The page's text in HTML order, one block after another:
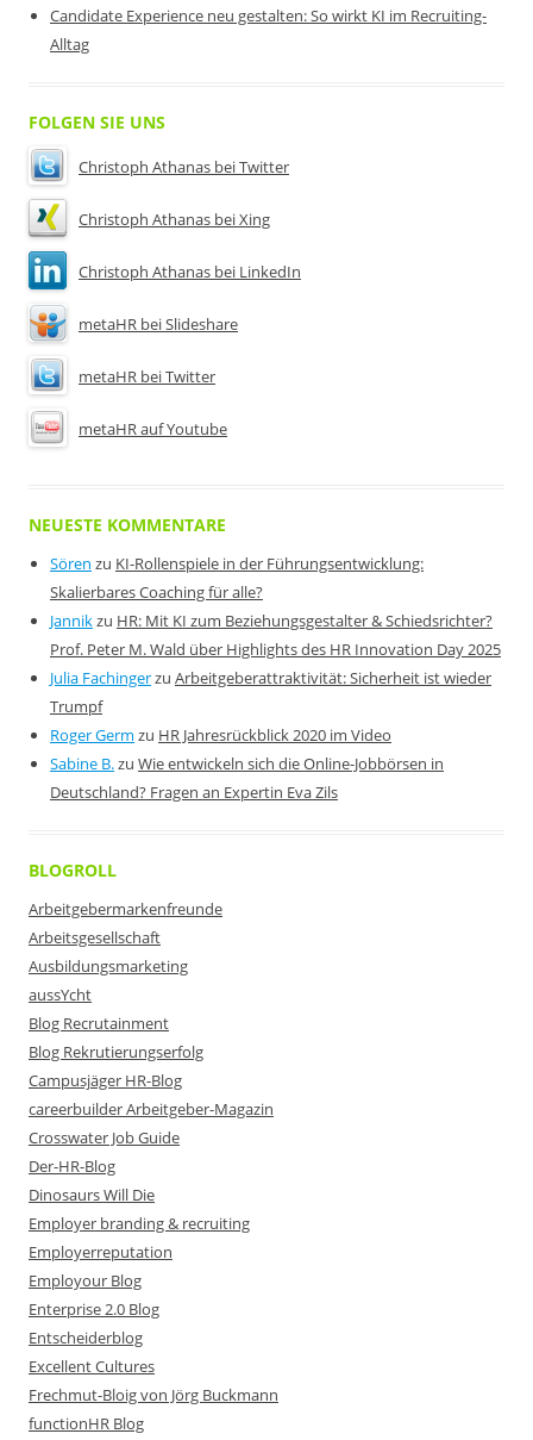
Candidate Experience neu gestalten: So wirkt KI im Recruiting-
Alltag
FOLGEN SIE UNS
Christoph Athanas bei Twitter
Christoph Athanas bei Xing
Christoph Athanas bei LinkedIn
metaHR bei Slideshare
metaHR bei Twitter
metaHR auf Youtube
NEUESTE KOMMENTARE
Sören zu KI-Rollenspiele in der Führungsentwicklung:
Skalierbares Coaching für alle?
Jannikzu HR: Mit KI zum Beziehungsgestalter & Schiedsrichter?
Prof. Peter M. Wald über Highlights des HR Innovation Day 2025
Julia Fachingerzu Arbeitgeberattraktivität: Sicherheit ist wieder
Trumpf
Roger Germ zu HR Jahresrückblick 2020 im Video
Sabine B.zu Wie entwickeln sich die Online-Jobbörsen in
Deutschland? Fragen an Expertin Eva Zils
BLOGROLL
Arbeitgebermarkenfreunde
Arbeitsgesellschaft
Ausbildungsmarketing
aussYcht
Blog Recrutainment
Blog Rekrutierungserfolg
Campusjäger HR-Blog
careerbuilder Arbeitgeber-Magazin
Crosswater Job Guide
Der-HR-Blog
Dinosaurs Will Die
Employer branding & recruiting
Employerreputation
Employour Blog
Enterprise 2.0 Blog
Entscheiderblog
Excellent Cultures
Frechmut-Bloig von Jörg Buckmann
functionHR Blog